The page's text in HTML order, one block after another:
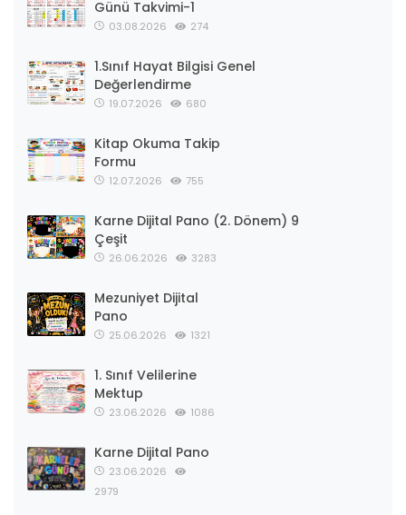
Günü Takvimi-1
03.08.2026 274
1.Sınıf Hayat Bilgisi Genel
Değerlendirme
19.07.2026 680
Kitap Okuma Takip
Formu
12.07.2026 755
Karne Dijital Pano (2. Dönem) 9
Çeşit
26.06.2026 3283
Mezuniyet Dijital
Pano
25.06.2026 1321
1. Sınıf Velilerine
Mektup
23.06.2026 1086
Karne Dijital Pano
23.06.2026
2979